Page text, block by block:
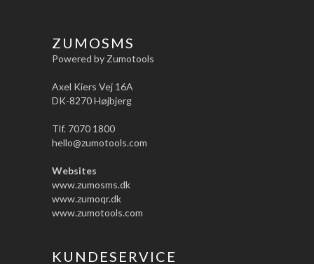
ZUMOSMS
Powered by Zumotools
Axel Kiers Vej 16A
DK-8270 Højbjerg
Tlf. 7070 1800
hello@zumotools.com
Websites
www.zumosms.dk
www.zumoqr.dk
www.zumotools.com
KUNDESERVICE